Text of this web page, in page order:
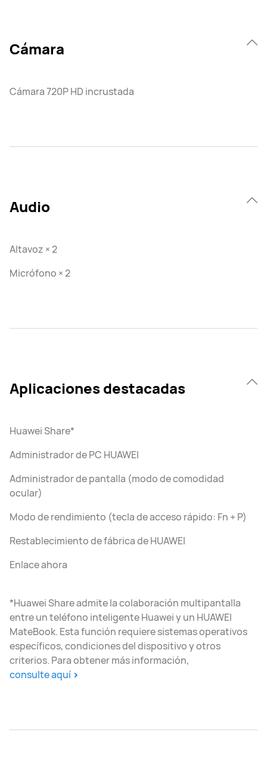
Cámara
Cámara 720P HD incrustada
Audio
Altavoz × 2
Micrófono × 2
Aplicaciones destacadas
Huawei Share*
Administrador de PC HUAWEI
Administrador de pantalla (modo de comodidad
ocular)
Modo de rendimiento (tecla de acceso rápido: Fn + P)
Restablecimiento de fábrica de HUAWEI
Enlace ahora
*Huawei Share admite la colaboración multipantalla
entre un teléfono inteligente Huawei y un HUAWEI
MateBook. Esta función requiere sistemas operativos
específicos, condiciones del dispositivo y otros
criterios. Para obtener más información,
consulte aquí